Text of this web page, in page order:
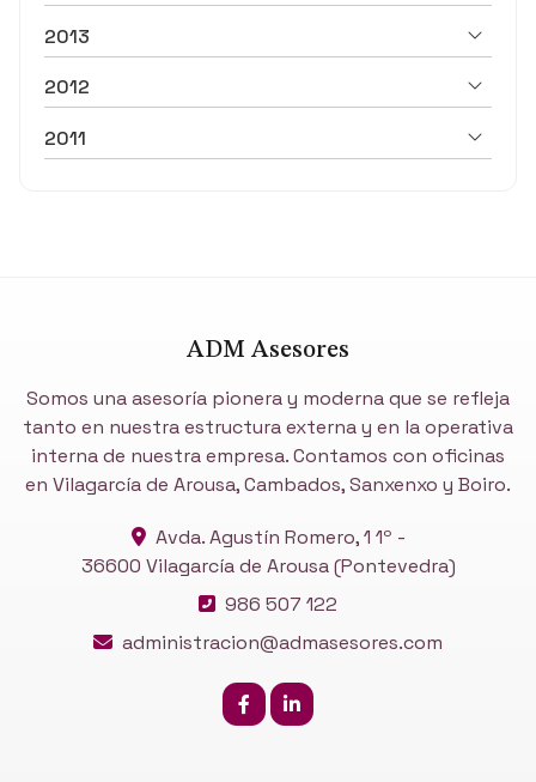
2013
2012
2011
ADM Asesores
Somos una asesoría pionera y moderna que se refleja
tanto en nuestra estructura externa y en la operativa
interna de nuestra empresa. Contamos con oficinas
en Vilagarcía de Arousa, Cambados, Sanxenxo y Boiro.
Avda. Agustín Romero, 1 1º -
36600 Vilagarcía de Arousa(Pontevedra)
986 507 122
administracion@admasesores.com